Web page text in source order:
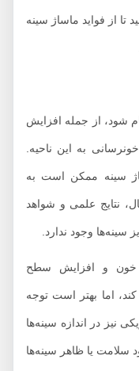
فواید ماساژ سینه
از جمله افزایش
به این ناحیه.
ممکن است به
علمی و شواهد
وجود ندارد.
و افزایش سطح
بهتر است توجه
در اندازه سینه‌ها
یا ظاهر سینه‌ها